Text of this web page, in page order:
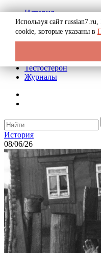
История
Биография
Криминал
Реклама на сайте
Тестостерон
Журналы
История
08/06/26
Используя сайт
cookie, которые указаны в